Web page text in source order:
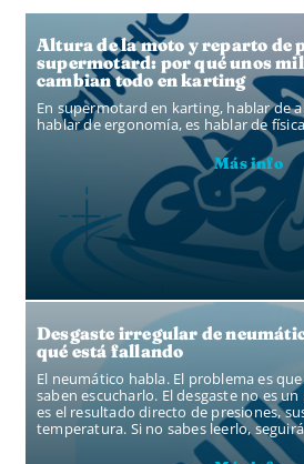
Altura de la moto y reparto de
supermotard: por qué unos
cambian todo en karting
En supermotard en karting, hablar de
hablar de ergonomía, es hablar de
Más info
Desgaste irregular de
qué está fallando
El neumático habla. El problema es
saben escucharlo. El desgaste no es
es el resultado directo de presiones,
temperatura. Si no sabes leerlo,